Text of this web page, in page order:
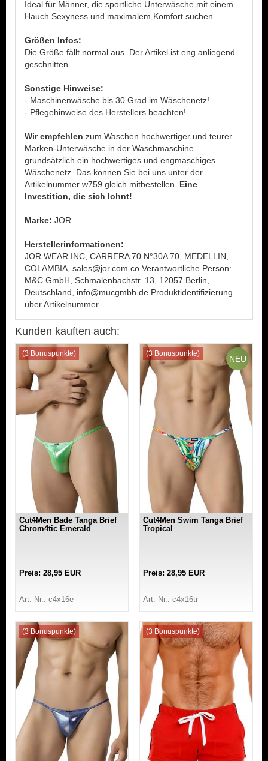
Ideal für Männer, die sportliche Unterwäsche mit einem
Hauch Sexyness und maximalem Komfort suchen.
Größen Infos:
Die Größe fällt normal aus. Der Artikel ist eng anliegend
geschnitten.
Sonstige Hinweise:
- Maschinenwäsche bis 30 Grad im Wäschenetz!
- Pflegehinweise des Herstellers beachten!
Wir empfehlen zum Waschen hochwertiger und teurer
Marken-Unterwäsche in der Waschmaschine
grundsätzlich ein hochwertiges und engmaschiges
Wäschenetz. Das können Sie bei uns unter der
Artikelnummer w759 gleich mitbestellen. Eine
Investition, die sich lohnt!
Marke: JOR
Herstellerinformationen:
JOR WEAR INC, CARRERA 70 N°30A 70, MEDELLIN,
COLAMBIA, sales@jor.com.co Verantwortliche Person:
M&C GmbH, Schmalenbachstr. 13, 12057 Berlin,
Deutschland, info@mucgmbh.de.Produktidentifizierung
über Artikelnummer.
Kunden kauften auch:
(3 Bonuspunkte)
Cut4Men Bade Tanga Brief
Chrom4tic Emerald
Preis: 28,95 EUR
Art.-Nr.: c4x16e
NEU
(3 Bonuspunkte)
Cut4Men Swim Tanga Brief
Tropical
Preis: 28,95 EUR
Art.-Nr.: c4x16tr
(3 Bonuspunkte) (3 Bonuspunkte)